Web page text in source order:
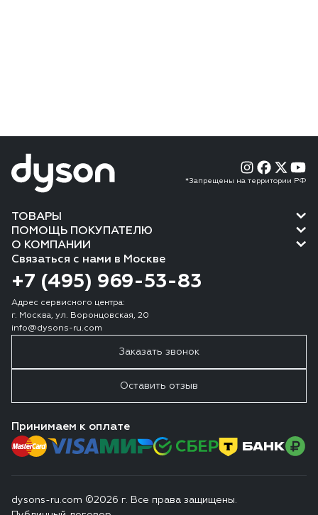
*Запрещены на территории РФ
ТОВАРЫ
ПОМОЩЬ ПОКУПАТЕЛЮ
О КОМПАНИИ
Связаться с нами в Москве
+7 (495) 969-53-83
Адрес сервисного центра:
г. Москва, ул. Воронцовская, 20
info@dysons-ru.com
Заказать звонок
Оставить отзыв
Принимаем к оплате
dysons-ru.com ©2026 г. Все права защищены.